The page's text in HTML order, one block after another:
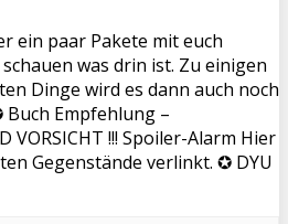
ein paar Pakete mit euch
was drin ist. Zu einigen
Dinge wird es dann auch noch
Empfehlung –
VORSICHT !!! Spoiler-Alarm Hier
Gegenstände verlinkt. ✪ DYU